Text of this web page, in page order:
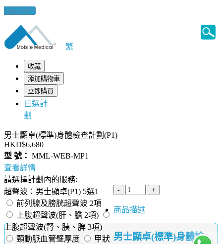
健康錦囊
繁
收藏
添加購物車
立即購買
已選計
劃
男士顯卓(標準)身體檢查計劃(P1)
HKD$6,680
型 號： MML-WEB-MP1
查看詳情
請選擇計劃內的服務:
超聲波：男士顯卓(P1) 5選1
前列腺及膀胱超聲波 2項
上腹超聲波(肝、膽 2項)
上腹超聲波(腎、胰、脾 3項)
頸動脈血管璧厚度
甲狀
商品描述
男士顯卓(標準)身體檢